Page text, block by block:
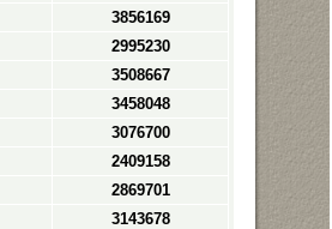
3856169
2995230
3508667
3458048
3076700
2409158
2869701
3143678